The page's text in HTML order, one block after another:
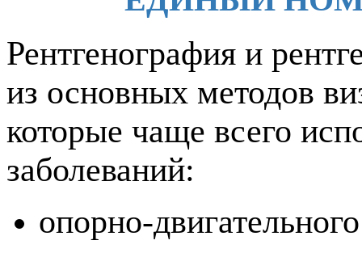
Рентгенография и
из основных методов
которые чаще всего
заболеваний:
опорно-